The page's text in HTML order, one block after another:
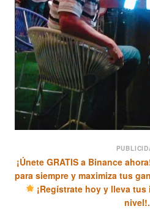
¡Únete GRATIS a Binance
para siempre y maximiza tus
¡Regístrate hoy y lleva
nivel!.